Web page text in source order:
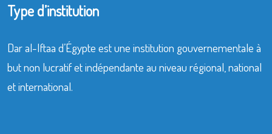
Type d’institution
Dar al-Iftaa d’Égypte est une institution gouvernementale à
but non lucratif et indépendante au niveau régional, national
et international.